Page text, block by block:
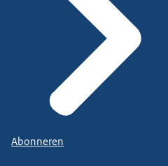
Abonneren